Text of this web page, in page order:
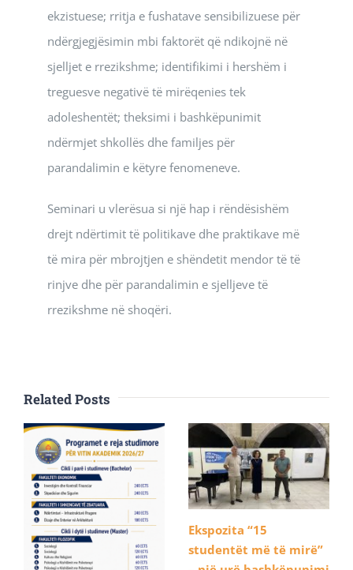
ekzistuese; rritja e fushatave sensibilizuese për
ndërgjegjësimin mbi faktorët që ndikojnë në
sjelljet e rrezikshme; identifikimi i hershëm i
treguesve negativë të mirëqenies tek
adoleshentët; theksimi i bashkëpunimit
ndërmjet shkollës dhe familjes për
parandalimin e këtyre fenomeneve.
Seminari u vlerësua si një hap i rëndësishëm
drejt ndërtimit të politikave dhe praktikave më
të mira për mbrojtjen e shëndetit mendor të të
rinjve dhe për parandalimin e sjelljeve të
rrezikshme në shoqëri.
Related Posts
Ekspozita “15
studentët më të mirë”